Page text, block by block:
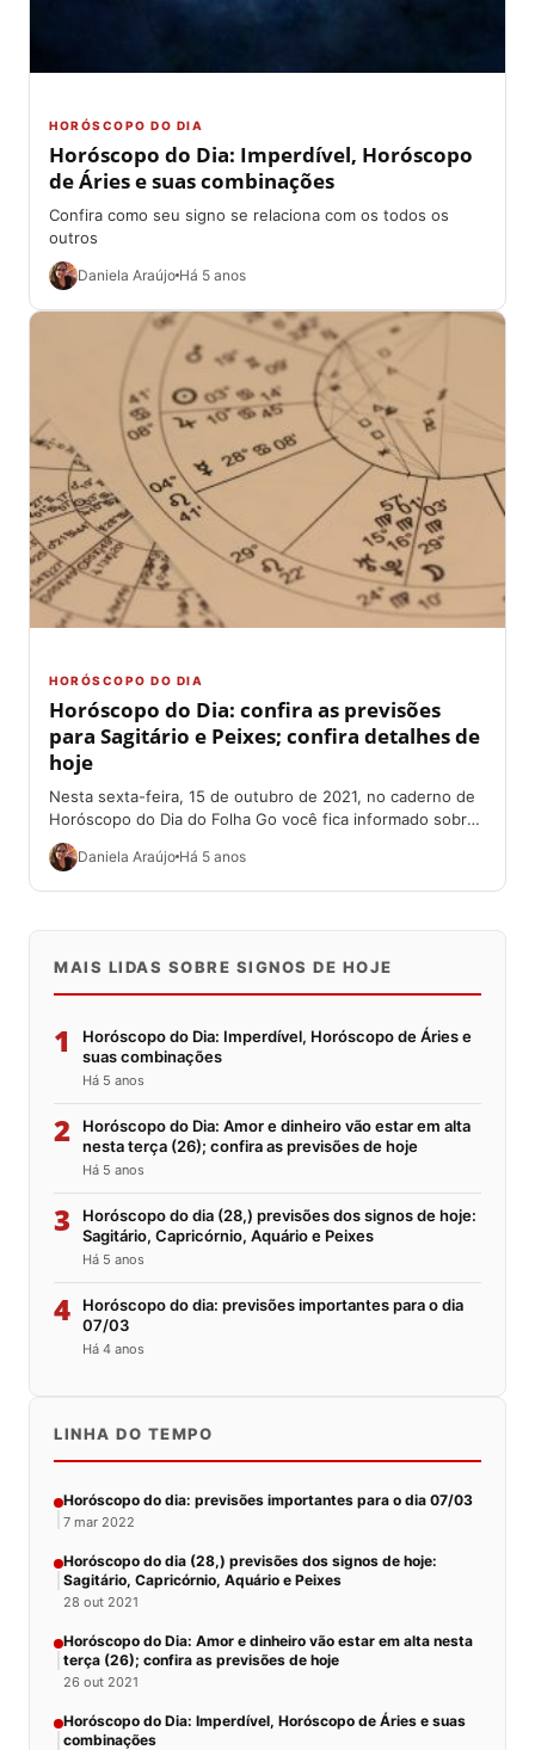
HORÓSCOPO DO DIA
Horóscopo do Dia: Imperdível, Horóscopo
de Áries e suas combinações
Confira como seu signo se relaciona com os todos os
outros
Daniela Araújo Há 5 anos
HORÓSCOPO DO DIA
Horóscopo do Dia: confira as previsões
para Sagitário e Peixes; confira detalhes de
hoje
Nesta sexta-feira, 15 de outubro de 2021, no caderno de
Horóscopo do Dia do Folha Go você fica informado sobre
as previsões...
Daniela Araújo Há 5 anos
MAIS LIDAS SOBRE SIGNOS DE HOJE
1
Horóscopo do Dia: Imperdível, Horóscopo de Áries e
suas combinações
Há 5 anos
2
Horóscopo do Dia: Amor e dinheiro vão estar em alta
nesta terça (26); confira as previsões de hoje
Há 5 anos
3
Horóscopo do dia (28,) previsões dos signos de hoje:
Sagitário, Capricórnio, Aquário e Peixes
Há 5 anos
4
Horóscopo do dia: previsões importantes para o dia
07/03
Há 4 anos
LINHA DO TEMPO
Horóscopo do dia: previsões importantes para o dia 07/03
7 mar 2022
Horóscopo do dia (28,) previsões dos signos de hoje:
Sagitário, Capricórnio, Aquário e Peixes
28 out 2021
Horóscopo do Dia: Amor e dinheiro vão estar em alta nesta
terça (26); confira as previsões de hoje
26 out 2021
Horóscopo do Dia: Imperdível, Horóscopo de Áries e suas
combinações